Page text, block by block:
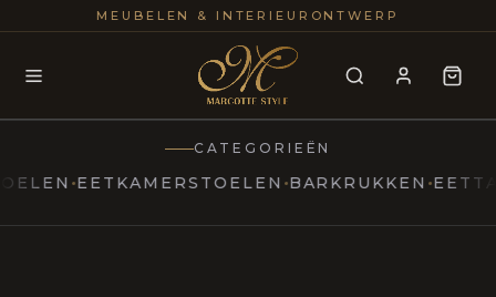
MEUBELEN & INTERIEURONTWERP25+
CATEGORIEËN
EETKAMERSTOELEN BARKRUKKEN EETTAFELS